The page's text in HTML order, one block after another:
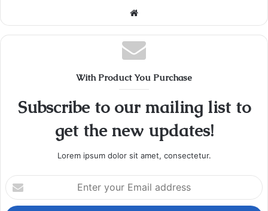
Website
With Product You Purchase
Subscribe to our mailing list to
get the new updates!
Lorem ipsum dolor sit amet, consectetur.
Enter
your
Email